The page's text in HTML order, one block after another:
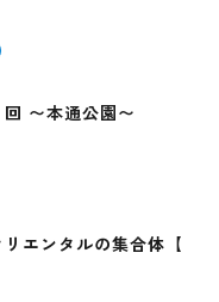
〜本通公園〜
エンタルの集合体【